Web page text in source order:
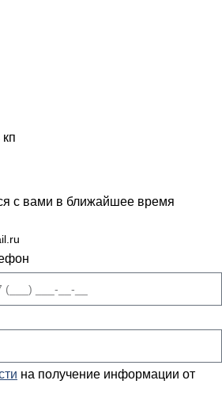
с вами в ближайшее время
на получение информации от